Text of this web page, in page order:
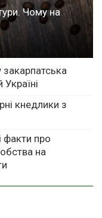
Чому на
кнедлики з
факти про
на